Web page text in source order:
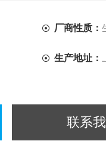
厂商性质：
生产地址：
联系